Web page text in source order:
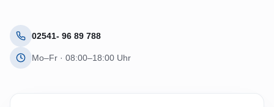
02541- 96 89 788
Mo–Fr · 08:00–18:00 Uhr